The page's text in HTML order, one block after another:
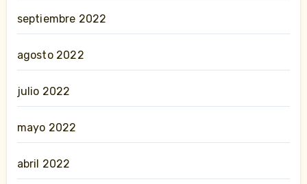
septiembre 2022
agosto 2022
julio 2022
mayo 2022
abril 2022